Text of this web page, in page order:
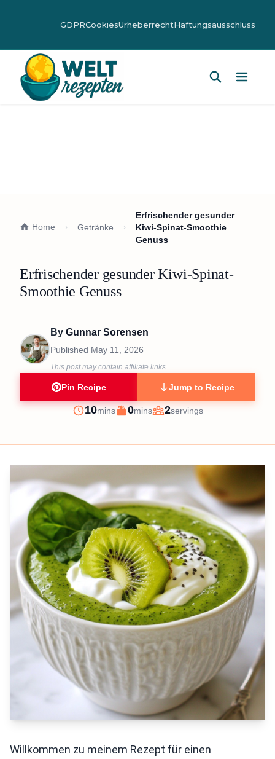
GDPRCookiesUrheberrechtHaftungsausschluss
Home Getränke
Erfrischender gesunder
Kiwi-Spinat-Smoothie
Genuss
Erfrischender gesunder Kiwi-Spinat-
Smoothie Genuss
By Gunnar Sorensen
Published May 11, 2026
This post may contain affiliate links.
Pin Recipe Jump to Recipe
Prep
10minutes
mins
Cook
0minutes
mins
Servings
2servings
Willkommen zu meinem Rezept für einen